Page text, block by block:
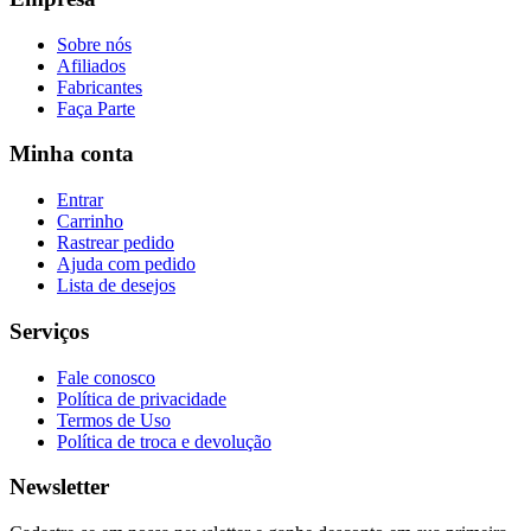
Sobre nós
Afiliados
Fabricantes
Faça Parte
Minha conta
Entrar
Carrinho
Rastrear pedido
Ajuda com pedido
Lista de desejos
Serviços
Fale conosco
Política de privacidade
Termos de Uso
Política de troca e devolução
Newsletter